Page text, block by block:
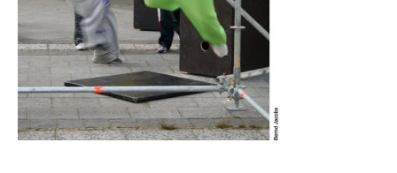
Experience
Damit die
Seite
bestmöglich
funktioniert
und
ansprechend
aussieht
setzen wir